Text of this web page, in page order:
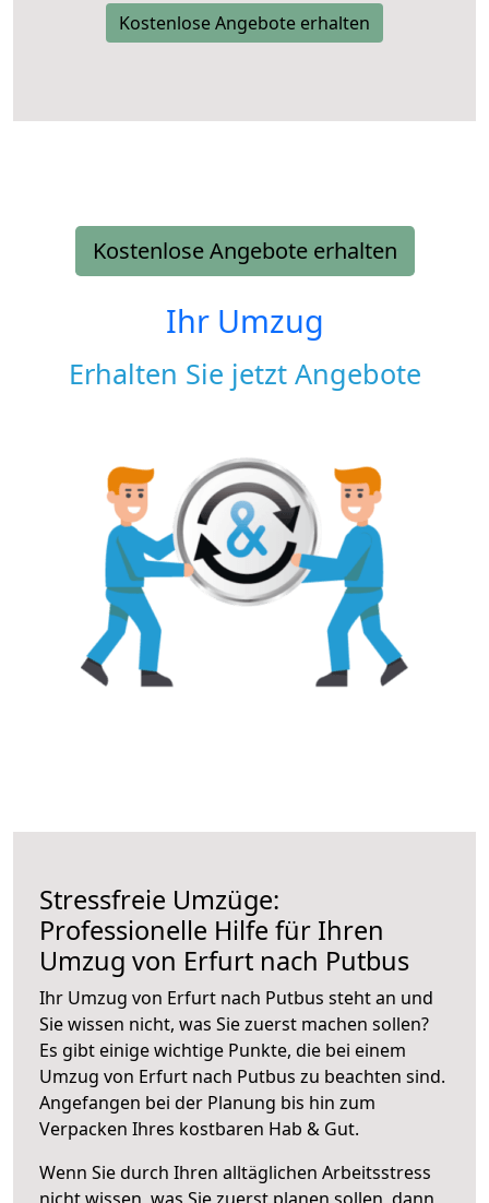
Kostenlose Angebote erhalten
Kostenlose Angebote erhalten
Ihr Umzug
Erhalten Sie jetzt Angebote
Stressfreie Umzüge:
Professionelle Hilfe für Ihren
Umzug von Erfurt nach Putbus
Ihr Umzug von Erfurt nach Putbus steht an und
Sie wissen nicht, was Sie zuerst machen sollen?
Es gibt einige wichtige Punkte, die bei einem
Umzug von Erfurt nach Putbus zu beachten sind.
Angefangen bei der Planung bis hin zum
Verpacken Ihres kostbaren Hab & Gut.
Wenn Sie durch Ihren alltäglichen Arbeitsstress